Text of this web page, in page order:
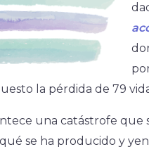
la pérdida de 79
una catástrofe que
se ha producido y